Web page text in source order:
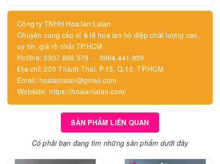
Công ty TNHH Hoa lan Lalan
Chuyên cung cấp sỉ & lẻ hoa lan hồ điệp chất lượng cao,
uy tín, giá rẻ nhất TP.HCM
Hotline: 0937.866.579 - 0964.441.959
Địa chỉ: 220 Thành Thái, P.15, Q.10, TP.HCM
Email: hoalanlalan@gmail.com
Webside: https://hoalanlalan.com/
SẢN PHẨM LIÊN QUAN
Có phải bạn đang tìm những sản phẩm dưới đây